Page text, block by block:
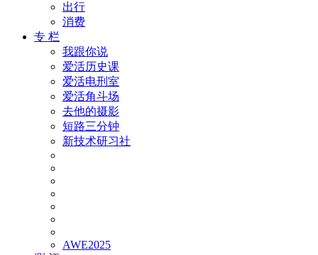
出行
消费
专 栏
我跟你说
爱活历史课
爱活电刑室
爱活角斗场
去他的摄影
短路三分钟
新技术研习社
AWE2025